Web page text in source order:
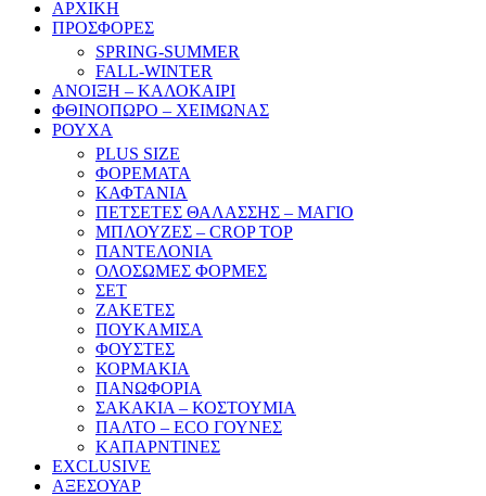
ΑΡΧΙΚΗ
ΠΡΟΣΦΟΡΕΣ
SPRING-SUMMER
FALL-WINTER
ΑΝΟΙΞΗ – ΚΑΛΟΚΑΙΡΙ
ΦΘΙΝΟΠΩΡΟ – ΧΕΙΜΩΝΑΣ
ΡΟΥΧΑ
PLUS SIZE
ΦΟΡΕΜΑΤΑ
ΚΑΦΤΑΝΙΑ
ΠΕΤΣΕΤΕΣ ΘΑΛΑΣΣΗΣ – ΜΑΓΙΟ
ΜΠΛΟΥΖΕΣ – CROP TOP
ΠΑΝΤΕΛΟΝΙΑ
ΟΛΟΣΩΜΕΣ ΦΟΡΜΕΣ
ΣΕΤ
ΖΑΚΕΤΕΣ
ΠΟΥΚΑΜΙΣΑ
ΦΟΥΣΤΕΣ
ΚΟΡΜΑΚΙΑ
ΠΑΝΩΦΟΡΙΑ
ΣΑΚΑΚΙΑ – ΚΟΣΤΟΥΜΙΑ
ΠΑΛΤΟ – ECO ΓΟΥΝΕΣ
ΚΑΠΑΡΝΤΙΝΕΣ
EXCLUSIVE
ΑΞΕΣΟΥΑΡ